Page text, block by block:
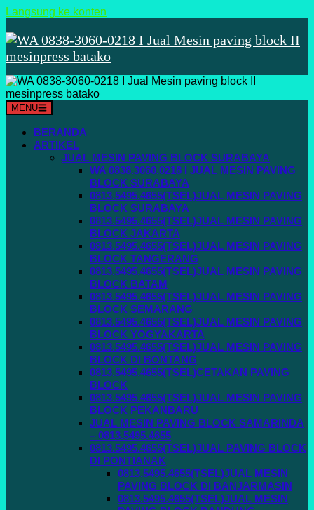
Langsung ke konten
MENU
BERANDA
ARTIKEL
JUAL MESIN PAVING BLOCK SURABAYA
WA 0838.3060.0218 I JUAL MESIN PAVING
BLOCK SURABAYA
0813.5495.4655(TSEL)JUAL MESIN PAVING
BLOCK SURABAYA
0813.5495.4655(TSEL)JUAL MESIN PAVING
BLOCK JAKARTA
0813.5495.4655(TSEL)JUAL MESIN PAVING
BLOCK TANGERANG
0813.5495.4655(TSEL)JUAL MESIN PAVING
BLOCK BATAM
0813.5495.4655(TSEL)JUAL MESIN PAVING
BLOCK SEMARANG
0813.5495.4655(TSEL)JUAL MESIN PAVING
BLOCK YOGYAKARTA
0813.5495.4655(TSEL)JUAL MESIN PAVING
BLOCK DI BONTANG
0813.5495.4655(TSEL)CETAKAN PAVING
BLOCK
0813.5495.4655(TSEL)JUAL MESIN PAVING
BLOCK PEKANBARU
JUAL MESIN PAVING BLOCK SAMARINDA
– 0813.5495.4655
0813.5495.4655(TSEL)JUAL PAVING BLOCK
DI PONTIANAK
0813.5495.4655(TSEL)JUAL MESIN
PAVING BLOCK DI BANJARMASIN
0813.5495.4655(TSEL)JUAL MESIN